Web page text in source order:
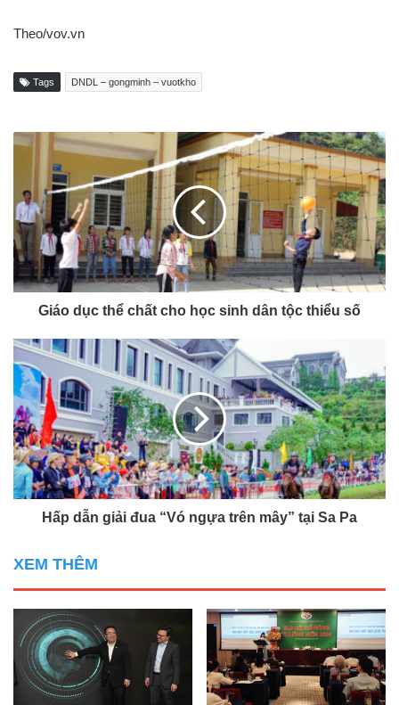
Theo/vov.vn
Tags DNDL – gongminh – vuotkho
Giáo dục thể chất cho học sinh dân tộc thiểu số
Hấp dẫn giải đua “Vó ngựa trên mây” tại Sa Pa
XEM THÊM